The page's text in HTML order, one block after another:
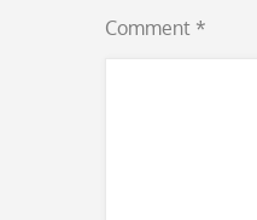
Comment *